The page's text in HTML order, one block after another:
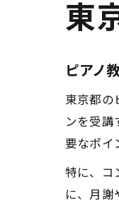
東
ピアノ
東京都の
ンを受講
要なポイ
特に、コ
に、月謝